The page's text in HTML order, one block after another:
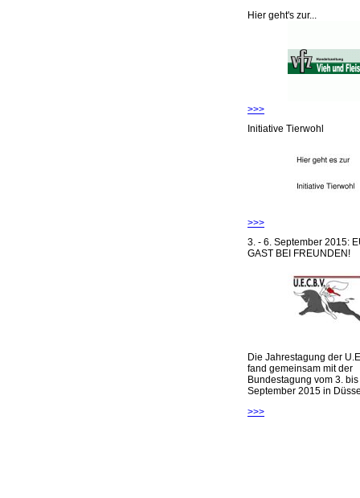
Hier geht's zur...
>>>
Initiative Tierwohl
>>>
3. - 6. September 2015:
GAST BEI FREUNDEN!
Die Jahrestagung der
fand gemeinsam mit der
Bundestagung vom 3. bis
September 2015 in
>>>